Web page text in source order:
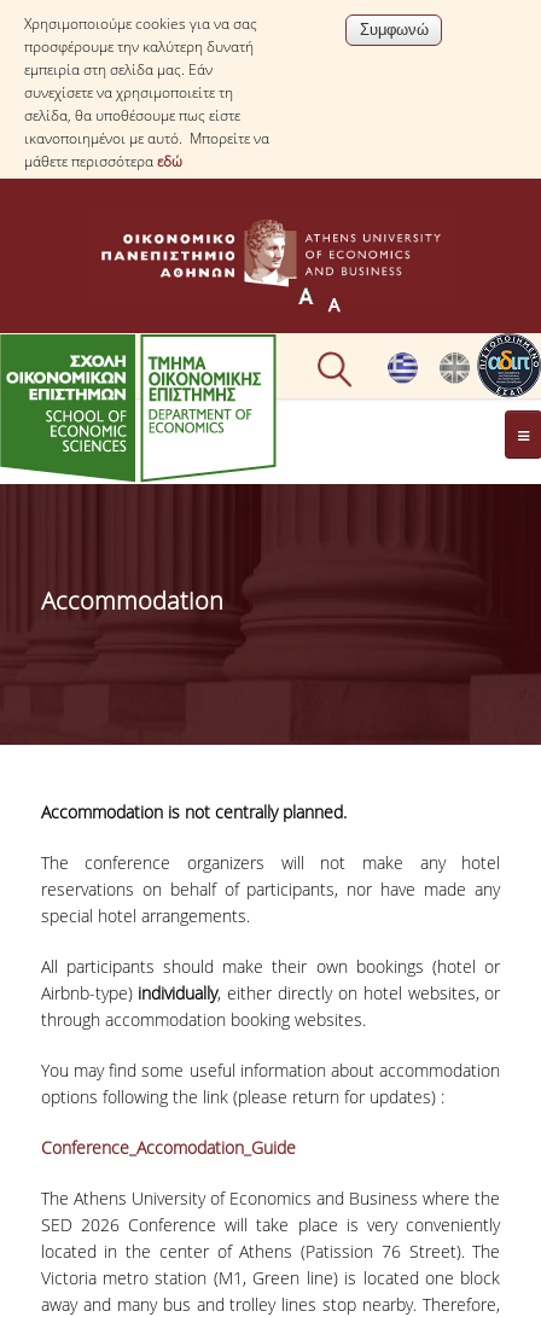
Χρησιμοποιούμε cookies για να σας
προσφέρουμε την καλύτερη δυνατή
εμπειρία στη σελίδα μας. Εάν
συνεχίσετε να χρησιμοποιείτε τη
σελίδα, θα υποθέσουμε πως είστε
ικανοποιημένοι με αυτό. Μπορείτε να
μάθετε περισσότεραεδώ
ΤΟ TΜΗΜΑ
ΔΙΟΙΚΗΣΗ ΤΟΥ ΤΜΗΜΑΤΟΣ
ΓΙΑ ΜΑΘΗΤΕΣ Γ' ΛΥΚΕΙΟΥ
ΜΕΤΑΔΙΔΑΚΤΟΡΕΣ
ΕΙΔΙΚΟ ΠΡΟΣΩΠΙΚΟ
ΑΚΑΔΗΜΑΪΚΟΙ ΥΠΟΤΡΟΦΟΙ
ΕΝΤΕΤΑΛΜΕΝΟΙ ΔΙΔΑΣΚΟΝΤΕΣ
E.ΔΙ.Π.
ΔΙΟΙΚΗΤΙΚΟ ΠΡΟΣΩΠΙΚΟ
ΜΗΤΡΩΑ
Accommodation
Accommodation is not centrally planned.
The conference organizers will not make any hotel
reservations on behalf of participants, nor have made any
special hotel arrangements.
All participants should make their own bookings (hotel or
Airbnb-type) individually, either directly on hotel websites, or
through accommodation booking websites.
You may find some useful information about accommodation
options following the link (please return for updates) :
Conference_Accomodation_Guide
The Athens University of Economics and Business where the
SED 2026 Conference will take place is very conveniently
located in the center of Athens (Patission 76 Street). The
Victoria metro station (M1, Green line) is located one block
away and many bus and trolley lines stop nearby. Therefore,